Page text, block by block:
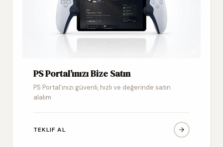
PS Portal’ınızı Bize Satın
PS Portal’ınızı güvenli, hızlı ve değerinde satın
alalım
TEKLIF AL